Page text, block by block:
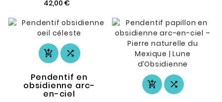
42,00 €
 
Pendentif en
obsidienne arc-
en-ciel
 